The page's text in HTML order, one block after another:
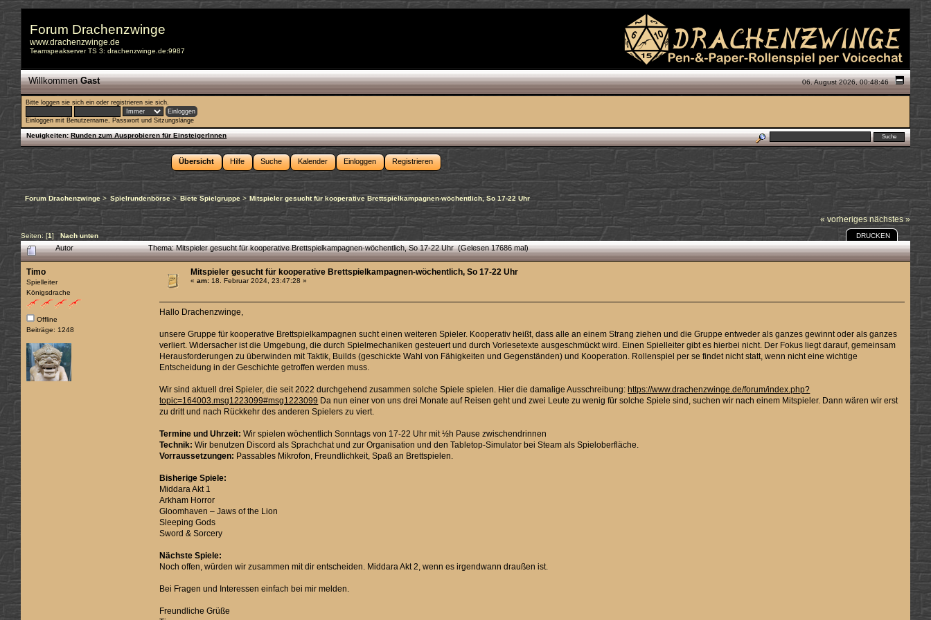
Forum Drachenzwinge
www.drachenzwinge.de
Teamspeakserver TS 3: drachenzwinge.de:9987
06. August 2026, 00:48:46
WillkommenGast
Bitte loggen sie sich ein oderregistrieren sie sich.
Einloggen mit Benutzername, Passwort und Sitzungslänge
Neuigkeiten: Runden zum Ausprobieren für EinsteigerInnen
Übersicht Hilfe Suche Kalender Einloggen Registrieren
Forum Drachenzwinge > Spielrundenbörse> Biete Spielgruppe> Mitspieler gesucht für kooperative Brettspielkampagnen-wöchentlich, So 17-22 Uhr
« vorheriges nächstes »
Seiten: [1] Nach unten DRUCKEN
Autor Thema: Mitspieler gesucht für kooperative Brettspielkampagnen-wöchentlich, So 17-22 Uhr (Gelesen 17686 mal)
Timo
Spielleiter
Königsdrache
Offline
Beiträge: 1248
Mitspieler gesucht für kooperative Brettspielkampagnen-wöchentlich, So 17-22 Uhr
«am: 18. Februar 2024, 23:47:28 »
Hallo Drachenzwinge,
unsere Gruppe für kooperative Brettspielkampagnen sucht einen weiteren Spieler. Kooperativ heißt, dass alle an einem Strang ziehen und die Gruppe entweder als ganzes gewinnt oder als ganzes
verliert. Widersacher ist die Umgebung, die durch Spielmechaniken gesteuert und durch Vorlesetexte ausgeschmückt wird. Einen Spielleiter gibt es hierbei nicht. Der Fokus liegt darauf, gemeinsam
Herausforderungen zu überwinden mit Taktik, Builds (geschickte Wahl von Fähigkeiten und Gegenständen) und Kooperation. Rollenspiel per se findet nicht statt, wenn nicht eine wichtige
Entscheidung in der Geschichte getroffen werden muss.
Wir sind aktuell drei Spieler, die seit 2022 durchgehend zusammen solche Spiele spielen. Hier die damalige Ausschreibung: https://www.drachenzwinge.de/forum/index.php?
topic=164003.msg1223099#msg1223099 Da nun einer von uns drei Monate auf Reisen geht und zwei Leute zu wenig für solche Spiele sind, suchen wir nach einem Mitspieler. Dann wären wir erst
zu dritt und nach Rückkehr des anderen Spielers zu viert.
Termine und Uhrzeit: Wir spielen wöchentlich Sonntags von 17-22 Uhr mit ½h Pause zwischendrinnen
Technik: Wir benutzen Discord als Sprachchat und zur Organisation und den Tabletop-Simulator bei Steam als Spieloberfläche.
Vorraussetzungen: Passables Mikrofon, Freundlichkeit, Spaß an Brettspielen.
Bisherige Spiele:
Middara Akt 1
Arkham Horror
Gloomhaven – Jaws of the Lion
Sleeping Gods
Sword & Sorcery
Nächste Spiele:
Noch offen, würden wir zusammen mit dir entscheiden. Middara Akt 2, wenn es irgendwann draußen ist.
Bei Fragen und Interessen einfach bei mir melden.
Freundliche Grüße